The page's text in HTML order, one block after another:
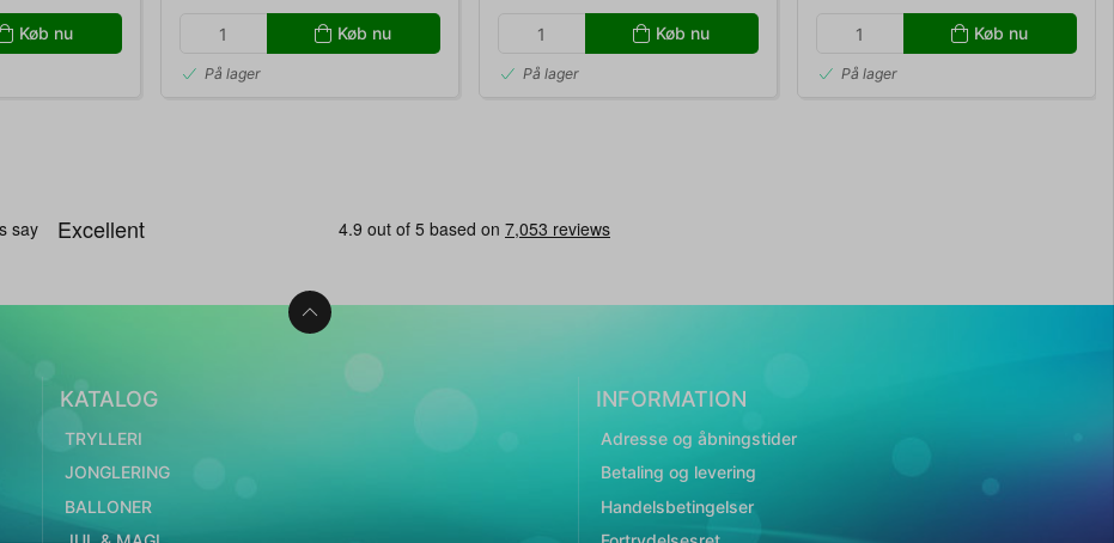
Køb nu Køb nu
På lager
Køb nu
På lager
Køb nu
På lager
KATALOG
TRYLLERI
JONGLERING
BALLONER
INFORMATION
Adresse og åbningstider
Betaling og levering
Handelsbetingelser